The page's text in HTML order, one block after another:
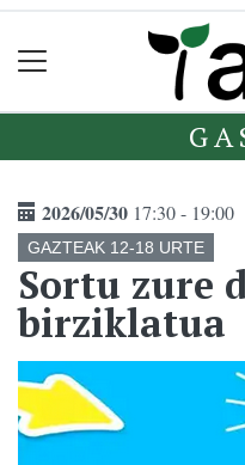
2026/05/30 17:30 - 19:00
GAZTEAK 12-18 URTE
Sortu zure
birziklatua